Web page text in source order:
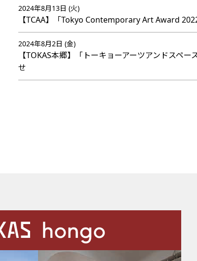
2024年8月13日 (火)
【TCAA】「Tokyo Contemporary Art Award
2024年8月2日 (金)
【TOKAS本郷】「トーキョーアーツアンドスペ
せ